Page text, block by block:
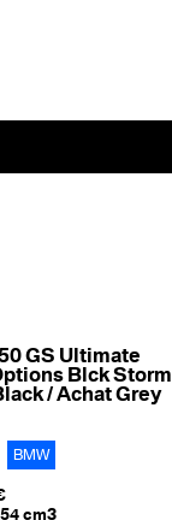
GS Ultimate
Blck Storm
/ Achat Grey
BMW
cm3